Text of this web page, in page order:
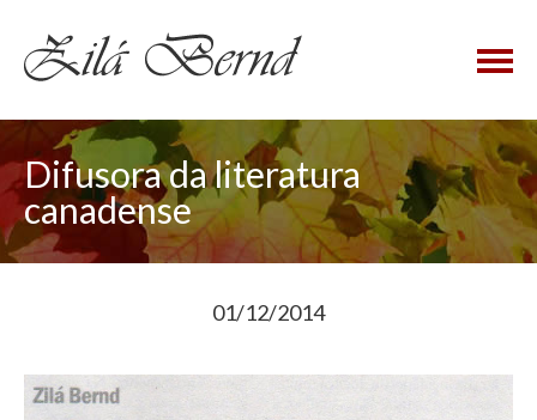
×
Difusora da literatura
canadense
01/12/2014